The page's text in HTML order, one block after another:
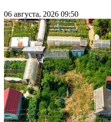
06 августа, 2026 09:50